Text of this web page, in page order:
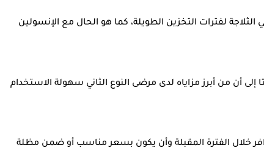
لفترات التخزين الطويلة، كما هو الحال مع الإنسولين
أن من أبرز مزاياه لدى مرضى النوع الثاني سهولة الاستخدام
خلال الفترة المقبلة وأن يكون بسعر مناسب أو ضمن مظلة